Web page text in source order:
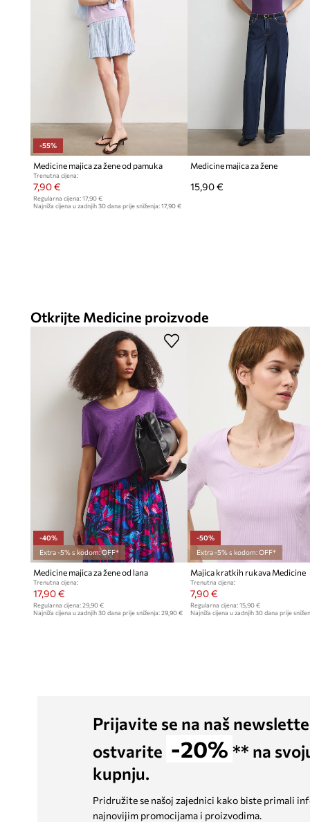
- Okrugli izrez.
- Model s printom na prsima i leđima.
- Print sa natpisom:
The Deathy Hallows - Together... they
- Materijal s ispranim efektom.
- Duljina: 64 cm.
- Širina u grudima: 49 cm.
- Dimenzije navedene za veličinu: S.
All characters and elements © & ™ Warner Bros.
WBEI. Publishing Rights © JKR. (s25)
-55%
Medicine majica za žene od pamuka
Trenutna cijena:
7,90 €
Regularna cijena: 17,90 €
Najniža cijena u zadnjih 30 dana prije sniženja: 17,90 €
Medicine majica za žene
15,90 €
Otkrijte Medicine proizvode
-40%
Extra -5% s kodom: OFF*
Medicine majica za žene od lana
Trenutna cijena:
17,90 €
Regularna cijena: 29,90 €
Najniža cijena u zadnjih 30 dana prije sniženja: 29,90 €
-50%
Extra -5% s kodom: OFF*
Majica kratkih rukava Medicine
Trenutna cijena:
7,90 €
Regularna cijena:15,90 €
Najniža cijena u zadnjih 30 dana prije
Prijavite se na naš
ostvarite -20% ** na
kupnju.
Pridružite se našoj zajednici kako biste primali
najnovijim promocijama i proizvodima.